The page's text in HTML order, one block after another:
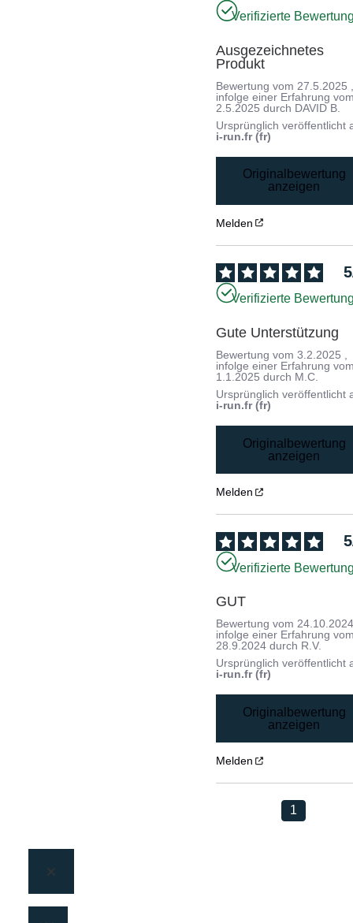
Verifizierte
Ausgezeichnetes
Produkt
Bewertung vom 27.5.2025
infolge einer Erfahrung
2.5.2025 durch DAVID B.
Ursprünglich veröffentlicht
i-run.fr (fr)
Originalbewertung
anzeigen
Melden
5
Verifizierte
Gute Unterstützung
Bewertung vom3.2.2025
infolge einer Erfahrung
1.1.2025 durch M.C.
Ursprünglich veröffentlicht
i-run.fr (fr)
Originalbewertung
anzeigen
Melden
5
Verifizierte
GUT
Bewertung vom
infolge einer Erfahrung
28.9.2024 durch R.V.
Ursprünglich veröffentlicht
i-run.fr (fr)
Originalbewertung
anzeigen
Melden
1